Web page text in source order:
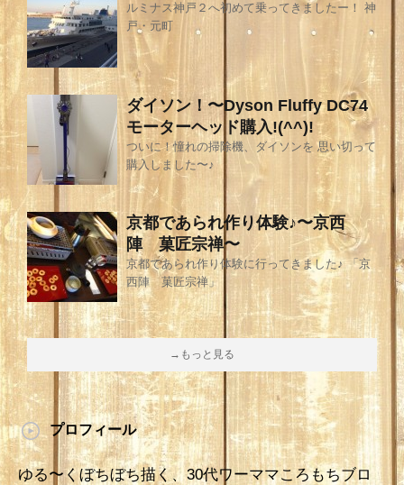
ルミナス神戸２へ初めて乗ってきましたー！ 神
戸・元町
ダイソン！〜Dyson Fluffy DC74
モーターヘッド購入!(^^)!
ついに！憧れの掃除機、ダイソンを 思い切って
購入しました〜♪
京都であられ作り体験♪〜京西
陣 菓匠宗禅〜
京都であられ作り体験に行ってきました♪ 「京
西陣 菓匠宗禅」
→もっと見る
プロフィール
ゆる〜くぼちぼち描く、30代ワーママころもちブロ